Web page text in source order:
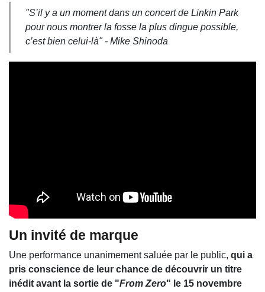
"S’il y a un moment dans un concert de Linkin Park
pour nous montrer la fosse la plus dingue possible,
c’est bien celui-là" - Mike Shinoda
Un invité de marque
Une performance unanimement saluée par le public, qui a
pris conscience de leur chance de découvrir un titre
inédit avant la sortie de "From Zero" le 15 novembre